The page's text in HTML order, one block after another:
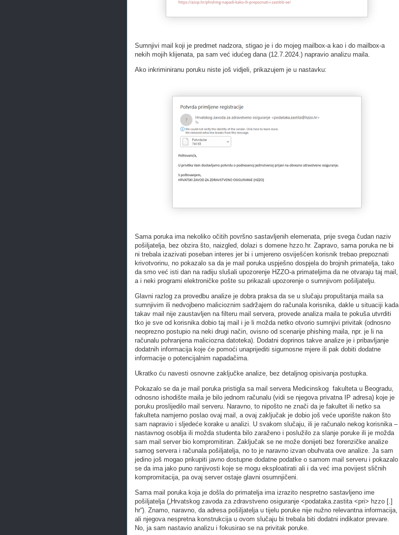
Sumnjivi mail koji je predmet nadzora, stigao je i do mojeg mailbox-a kao i do mailbox-a
nekih mojih klijenata, pa sam već idućeg dana (12.7.2024.) napravio analizu maila.
Ako inkriminiranu poruku niste još vidjeli, prikazujem je u nastavku:
Sama poruka ima nekoliko očitih površno sastavljenih elemenata, prije svega čudan naziv
pošiljatelja, bez obzira što, naizgled, dolazi s domene hzzo.hr. Zapravo, sama poruka ne bi
ni trebala izazivati poseban interes jer bi i umjereno osviješćen korisnik trebao prepoznati
krivotvorinu, no pokazalo sa da je mail poruka uspješno dospjela do brojnih primatelja, tako
da smo već isti dan na radiju slušali upozorenje HZZO-a primateljima da ne otvaraju taj mail,
a i neki programi elektroničke pošte su prikazali upozorenje o sumnjivom pošiljatelju.
Glavni razlog za provedbu analize je dobra praksa da se u slučaju propuštanja maila sa
sumnjivim ili nedvojbeno malicioznim sadržajem do računala korisnika, dakle u situaciji kada
takav mail nije zaustavljen na filteru mail servera, provede analiza maila te pokuša utvrditi
tko je sve od korisnika dobio taj mail i je li možda netko otvorio sumnjivi privitak (odnosno
neoprezno postupio na neki drugi način, ovisno od scenarije phishing maila, npr. je li na
računalu pohranjena maliciozna datoteka). Dodatni doprinos takve analize je i pribavljanje
dodatnih informacija koje će pomoći unaprijediti sigurnosne mjere ili pak dobiti dodatne
informacije o potencijalnim napadačima.
Ukratko ću navesti osnovne zaključke analize, bez detaljnog opisivanja postupka.
Pokazalo se da je mail poruka pristigla sa mail servera Medicinskog fakulteta u Beogradu,
odnosno ishodište maila je bilo jednom računalu (vidi se njegova privatna IP adresa) koje je
poruku proslijedilo mail serveru. Naravno, to nipošto ne znači da je fakultet ili netko sa
fakulteta namjerno poslao ovaj mail, a ovaj zaključak je dobio još veće uporište nakon što
sam napravio i sljedeće korake u analizi. U svakom slučaju, ili je računalo nekog korisnika –
nastavnog osoblja ili možda studenta bilo zaraženo i poslužilo za slanje poruke ili je možda
sam mail server bio kompromitiran. Zaključak se ne može donijeti bez forenzičke analize
samog servera i računala pošiljatelja, no to je naravno izvan obuhvata ove analize. Ja sam
jedino još mogao prikupiti javno dostupne dodatne podatke o samom mail serveru i pokazalo
se da ima jako puno ranjivosti koje se mogu eksploatirati ali i da već ima povijest sličnih
kompromitacija, pa ovaj server ostaje glavni osumnjičeni.
Sama mail poruka koja je došla do primatelja ima izrazito nespretno sastavljeno ime
pošiljatelja („Hrvatskog zavoda za zdravstveno osiguranje <podataka.zastita <pri> hzzo [.]
hr“). Znamo, naravno, da adresa pošiljatelja u tijelu poruke nije nužno relevantna informacija,
ali njegova nespretna konstrukcija u ovom slučaju bi trebala biti dodatni indikator prevare.
No, ja sam nastavio analizu i fokusirao se na privitak poruke.